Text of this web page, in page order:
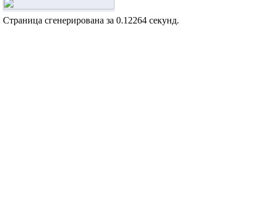
Страница сгенерирована за 0.12264 секунд.